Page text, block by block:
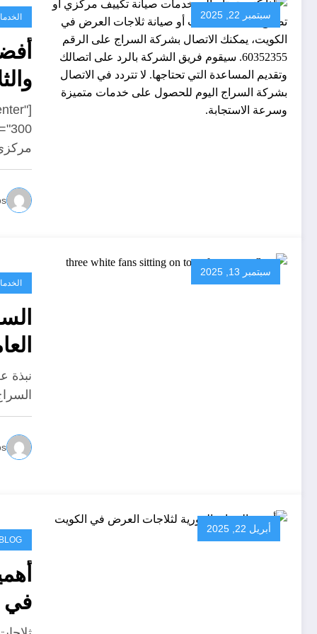
سبتمبر 22, 2025
سبتمبر 13, 2025
نبذة
أبريل 22, 2025
BLOG
في